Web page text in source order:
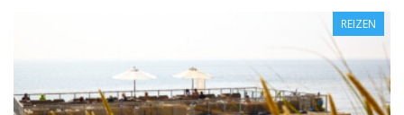
REIZEN